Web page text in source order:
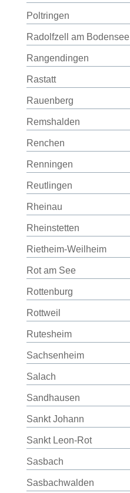
Poltringen
Radolfzell am Bodensee
Rangendingen
Rastatt
Rauenberg
Remshalden
Renchen
Renningen
Reutlingen
Rheinau
Rheinstetten
Rietheim-Weilheim
Rot am See
Rottenburg
Rottweil
Rutesheim
Sachsenheim
Salach
Sandhausen
Sankt Johann
Sankt Leon-Rot
Sasbach
Sasbachwalden